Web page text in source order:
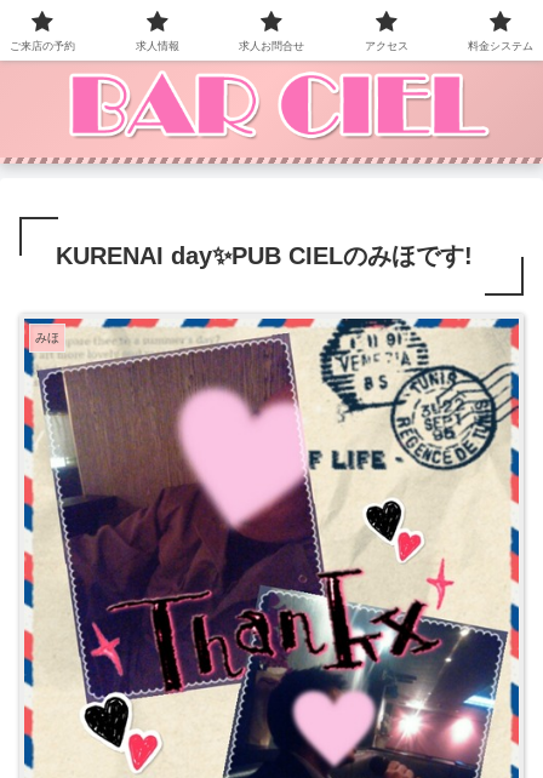
BAR CIEL！ご来店お待ちしています。
KURENAI day✨PUB CIELのみほです!
みほ
ご来店の予約 求人情報 求人お問合せ アクセス 料金システム